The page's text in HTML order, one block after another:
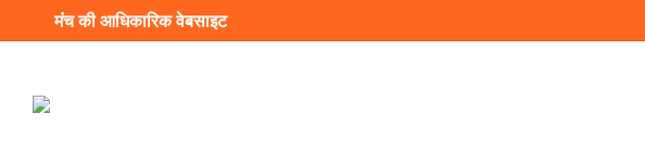
मंच की आधिकारिक वेबसाइट